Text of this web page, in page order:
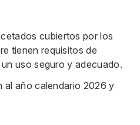
cubiertos por los
tienen requisitos de
uso seguro y adecuado.
al año calendario 2026 y